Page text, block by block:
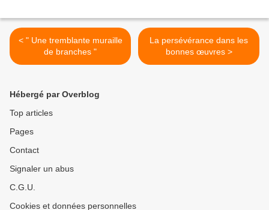
< " Une tremblante muraille
de branches "
La persévérance dans les
bonnes œuvres >
Hébergé par Overblog
Top articles
Pages
Contact
Signaler un abus
C.G.U.
Cookies et données personnelles